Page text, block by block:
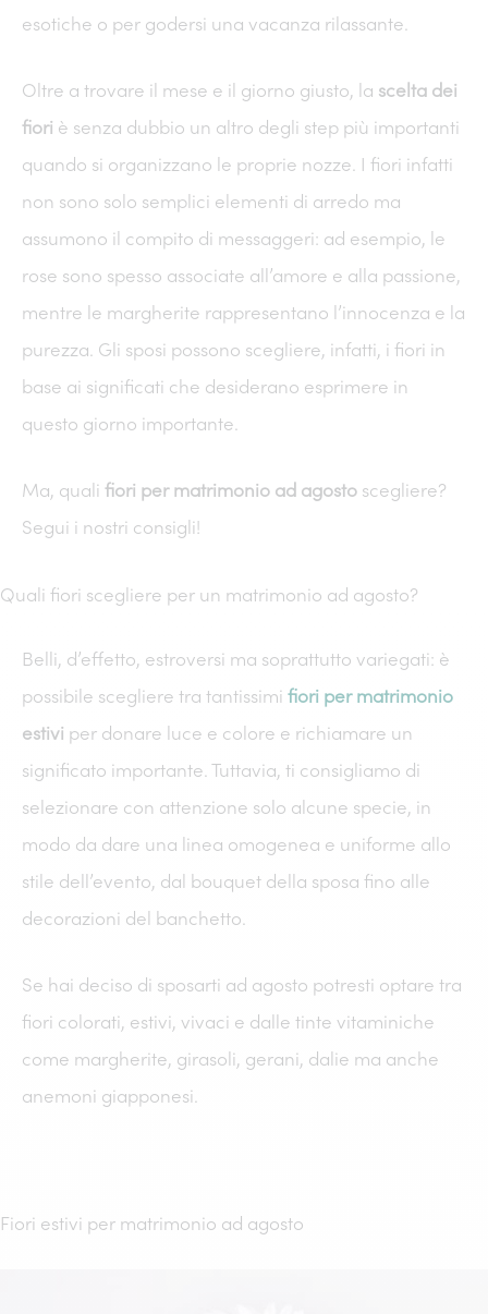
esotiche o per godersi una vacanza rilassante.
Oltre a trovare il mese e il giorno giusto, la scelta dei
fiori è senza dubbio un altro degli step più importanti
quando si organizzano le proprie nozze. I fiori infatti
non sono solo semplici elementi di arredo ma
assumono il compito di messaggeri: ad esempio, le
rose sono spesso associate all’amore e alla passione,
mentre le margherite rappresentano l’innocenza e la
purezza. Gli sposi possono scegliere, infatti, i fiori in
base ai significati che desiderano esprimere in
questo giorno importante.
Ma, quali fiori per matrimonio ad agosto scegliere?
Segui i nostri consigli!
Quali fiori scegliere per un matrimonio ad agosto?
Belli, d’effetto, estroversi ma soprattutto variegati: è
possibile scegliere tra tantissimi fiori per matrimonio
estivi per donare luce e colore e richiamare un
significato importante. Tuttavia, ti consigliamo di
selezionare con attenzione solo alcune specie, in
modo da dare una linea omogenea e uniforme allo
stile dell’evento, dal bouquet della sposa fino alle
decorazioni del banchetto.
Se hai deciso di sposarti ad agosto potresti optare tra
fiori colorati, estivi, vivaci e dalle tinte vitaminiche
come margherite, girasoli, gerani, dalie ma anche
anemoni giapponesi.
Fiori estivi per matrimonio ad agosto